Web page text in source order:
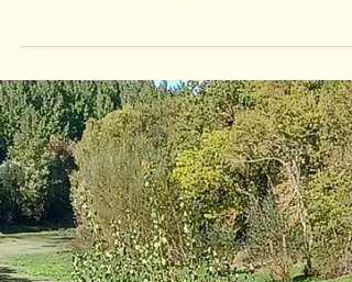
Nutrition" Malgré le temps maussade, un
public nombreux est venu participer à la
marche....